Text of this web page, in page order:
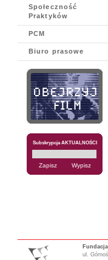
Społeczność
Praktyków
PCM
Biuro prasowe
Subskrypcja AKTUALNOŚCI
ul.